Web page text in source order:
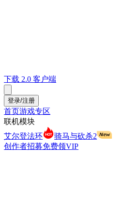
下载 2.0 客户端
登录/注册
首页游戏专区
联机模块
艾尔登法环
骑马与砍杀2
创作者招募免费领VIP